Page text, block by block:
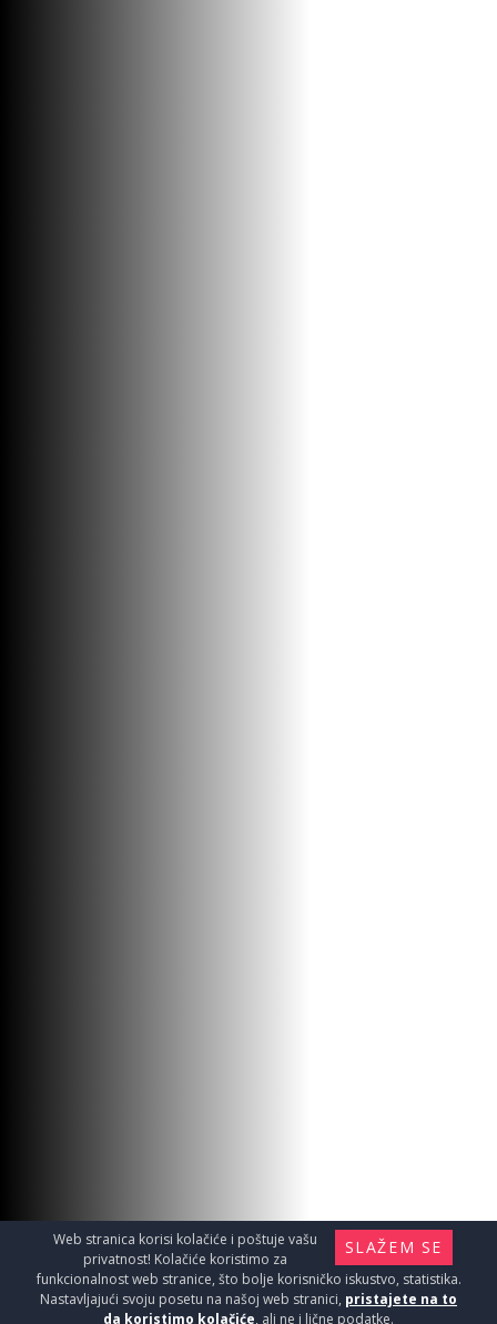
SLAŽEM SE
Web stranica korisi kolačiće i poštuje vašu
privatnost! Kolačiće koristimo za
funkcionalnost web stranice, što bolje korisničko iskustvo, statistika.
Nastavljajući svoju posetu na našoj web stranici, pristajete na to
da koristimo kolačiće, ali ne i lične podatke.